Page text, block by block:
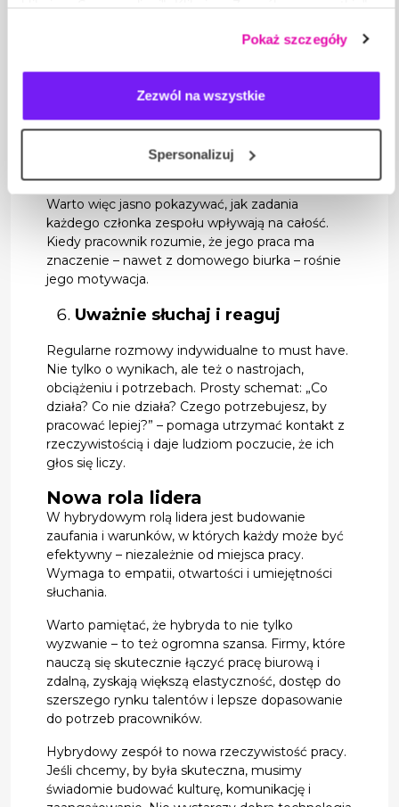
a także na przetwarzanie Twoich danych osobowych.
Pokaż szczegóły
Zezwól na wszystkie
Spersonalizuj
krótkie spotkanie 1:1 – to buduje motywację i
Daj ludziom wpływ i poczucie
Według raportu Deloitte z 2024 roku, poczucie
sensu pracy to główny czynnik utrzymania
zaangażowania w zespołach hybrydowych.
Warto więc jasno pokazywać, jak zadania
każdego członka zespołu wpływają na całość.
Kiedy pracownik rozumie, że jego praca ma
znaczenie – nawet z domowego biurka – rośnie
jego motywacja.
Uważnie słuchaj i reaguj
Regularne rozmowy indywidualne to must have.
Nie tylko o wynikach, ale też o nastrojach,
obciążeniu i potrzebach. Prosty schemat: „Co
działa? Co nie działa? Czego potrzebujesz, by
pracować lepiej?” – pomaga utrzymać kontakt z
rzeczywistością i daje ludziom poczucie, że ich
głos się liczy.
Nowa rola lidera
W hybrydowym rolą lidera jest budowanie
zaufania i warunków, w których każdy może być
efektywny – niezależnie od miejsca pracy.
Wymaga to empatii, otwartości i umiejętności
słuchania.
Warto pamiętać, że hybryda to nie tylko
wyzwanie – to też ogromna szansa. Firmy, które
nauczą się skutecznie łączyć pracę biurową i
zdalną, zyskają większą elastyczność, dostęp do
szerszego rynku talentów i lepsze dopasowanie
do potrzeb pracowników.
Hybrydowy zespół to nowa rzeczywistość pracy.
Jeśli chcemy, by była skuteczna, musimy
świadomie budować kulturę, komunikację i